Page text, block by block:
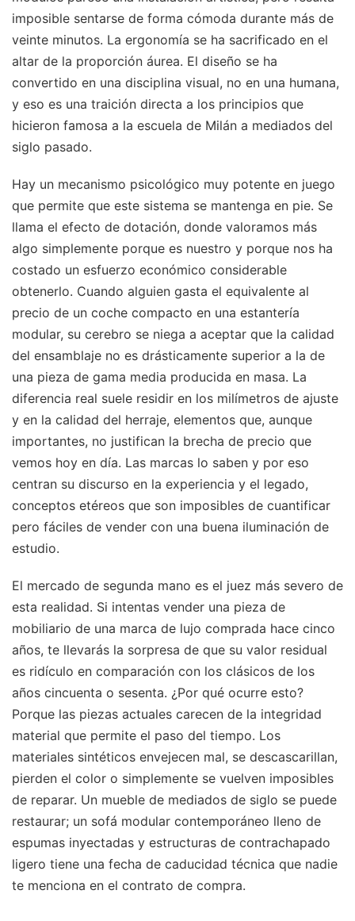
imposible sentarse de forma cómoda durante más de
veinte minutos. La ergonomía se ha sacrificado en el
altar de la proporción áurea. El diseño se ha
convertido en una disciplina visual, no en una humana,
y eso es una traición directa a los principios que
hicieron famosa a la escuela de Milán a mediados del
siglo pasado.
Hay un mecanismo psicológico muy potente en juego
que permite que este sistema se mantenga en pie. Se
llama el efecto de dotación, donde valoramos más
algo simplemente porque es nuestro y porque nos ha
costado un esfuerzo económico considerable
obtenerlo. Cuando alguien gasta el equivalente al
precio de un coche compacto en una estantería
modular, su cerebro se niega a aceptar que la calidad
del ensamblaje no es drásticamente superior a la de
una pieza de gama media producida en masa. La
diferencia real suele residir en los milímetros de ajuste
y en la calidad del herraje, elementos que, aunque
importantes, no justifican la brecha de precio que
vemos hoy en día. Las marcas lo saben y por eso
centran su discurso en la experiencia y el legado,
conceptos etéreos que son imposibles de cuantificar
pero fáciles de vender con una buena iluminación de
estudio.
El mercado de segunda mano es el juez más severo de
esta realidad. Si intentas vender una pieza de
mobiliario de una marca de lujo comprada hace cinco
años, te llevarás la sorpresa de que su valor residual
es ridículo en comparación con los clásicos de los
años cincuenta o sesenta. ¿Por qué ocurre esto?
Porque las piezas actuales carecen de la integridad
material que permite el paso del tiempo. Los
materiales sintéticos envejecen mal, se descascarillan,
pierden el color o simplemente se vuelven imposibles
de reparar. Un mueble de mediados de siglo se puede
restaurar; un sofá modular contemporáneo lleno de
espumas inyectadas y estructuras de contrachapado
ligero tiene una fecha de caducidad técnica que nadie
te menciona en el contrato de compra.